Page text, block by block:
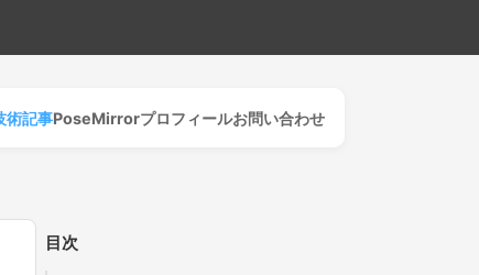
術記事PoseMirrorプロフィールお問い合わせ
目次